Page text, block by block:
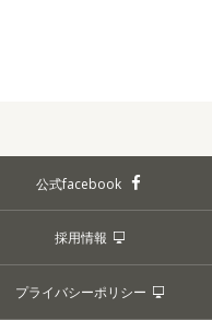
公式facebook
採用情報
プライバシーポリシー